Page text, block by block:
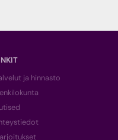
ja hinnasto